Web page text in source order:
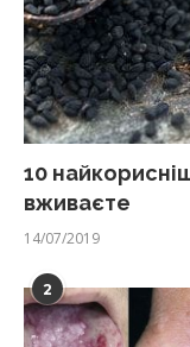
10
вживаєте
14/07/2019
2